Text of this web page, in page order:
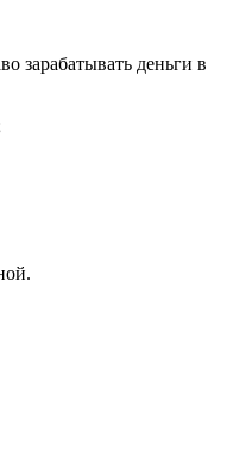
зарабатывать деньги в